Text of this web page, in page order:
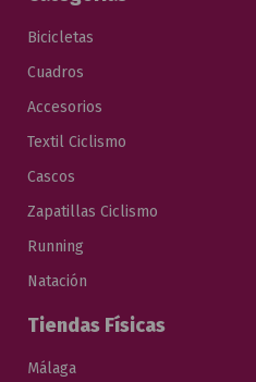
Bicicletas
Cuadros
Accesorios
Textil Ciclismo
Cascos
Zapatillas Ciclismo
Running
Natación
Tiendas Físicas
Málaga